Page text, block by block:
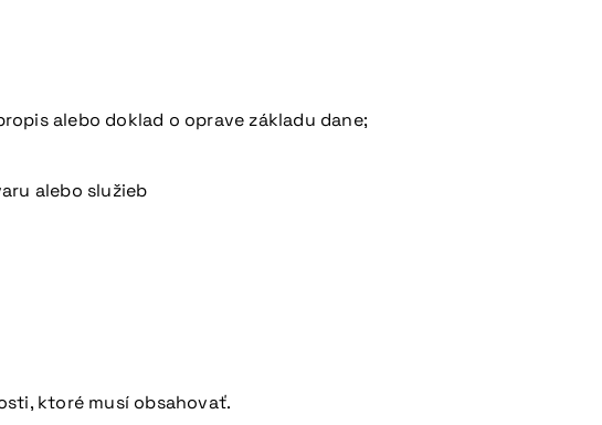
alebo doklad o oprave základu dane;
alebo služieb
ktoré musí obsahovať.